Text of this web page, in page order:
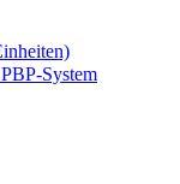
System